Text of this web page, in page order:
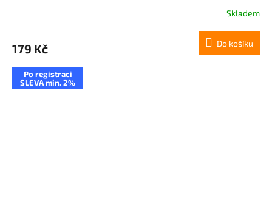
Skladem
179 Kč Do košíku
Po registraci
SLEVA min. 2%